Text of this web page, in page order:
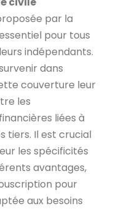
par la
pour tous
indépendants.
dans
couverture leur
les
liées à
tiers. Il est crucial
les spécificités
avantages,
pour
aux besoins